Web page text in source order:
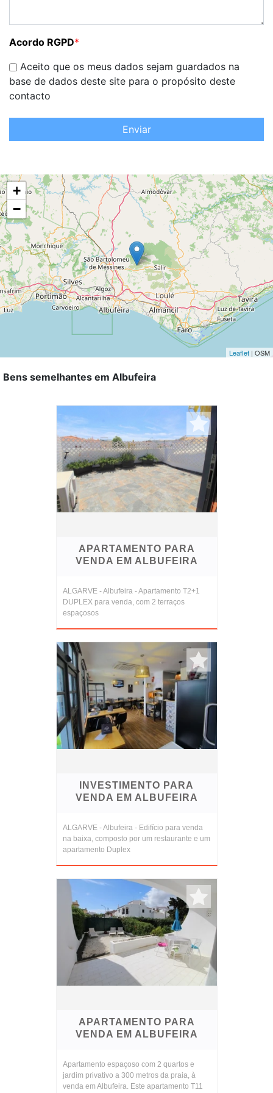
Acordo RGPD*
Aceito que os meus dados sejam guardados na
base de dados deste site para o propósito deste
contacto
Enviar
+
−
Leaflet | OSM
Bens semelhantes em Albufeira
APARTAMENTO PARA
VENDA EM ALBUFEIRA
ALGARVE - Albufeira - Apartamento T2+1
DUPLEX para venda, com 2 terraços
espaçosos
INVESTIMENTO PARA
VENDA EM ALBUFEIRA
ALGARVE - Albufeira - Edifício para venda
na baixa, composto por um restaurante e um
apartamento Duplex
APARTAMENTO PARA
VENDA EM ALBUFEIRA
Apartamento espaçoso com 2 quartos e
jardim privativo a 300 metros da praia, à
venda em Albufeira. Este apartamento T11